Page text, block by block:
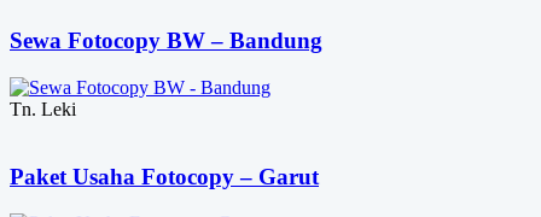
Sewa Fotocopy BW – Bandung
Tn. Leki
Paket Usaha Fotocopy – Garut